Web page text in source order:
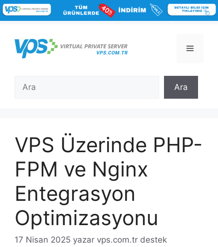
İçeriğe
atla
Menü
Ara
VPS Üzerinde PHP-
FPM ve Nginx
Entegrasyon
Optimizasyonu
17 Nisan 2025 yazar vps.com.tr destek